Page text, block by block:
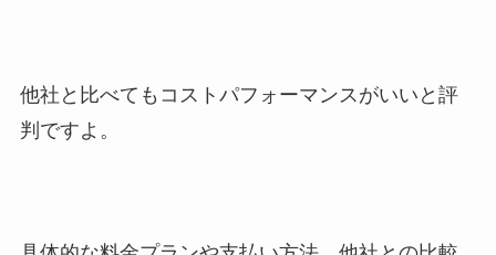
他社と比べてもコストパフォーマンスがいいと評
判ですよ。